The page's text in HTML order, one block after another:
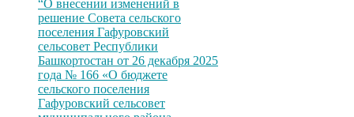
“О внесении изменений в
решение Совета сельского
поселения Гафуровский
сельсовет Республики
Башкортостан от 26 декабря 2025
года № 166 «О бюджете
сельского поселения
Гафуровский сельсовет